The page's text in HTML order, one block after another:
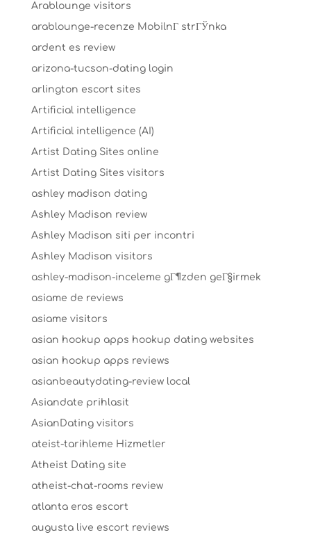
Arablounge visitors
arablounge-recenze MobilnГ­ strГЎnka
ardent es review
arizona-tucson-dating login
arlington escort sites
Artificial intelligence
Artificial intelligence (AI)
Artist Dating Sites online
Artist Dating Sites visitors
ashley madison dating
Ashley Madison review
Ashley Madison siti per incontri
Ashley Madison visitors
ashley-madison-inceleme gГ¶zden geГ§irmek
asiame de reviews
asiame visitors
asian hookup apps hookup dating websites
asian hookup apps reviews
asianbeautydating-review local
Asiandate prihlasit
AsianDating visitors
ateist-tarihleme Hizmetler
Atheist Dating site
atheist-chat-rooms review
atlanta eros escort
augusta live escort reviews